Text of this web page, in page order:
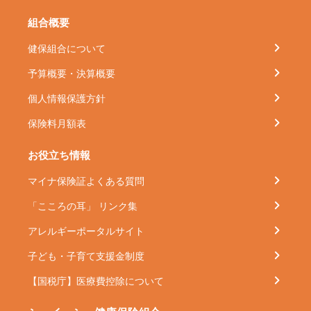
組合概要
健保組合について
予算概要・決算概要
個人情報保護方針
保険料月額表
お役立ち情報
マイナ保険証よくある質問
「こころの耳」 リンク集
アレルギーポータルサイト
子ども・子育て支援金制度
【国税庁】医療費控除について